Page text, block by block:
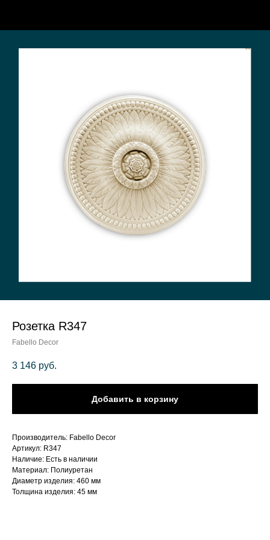
Розетка R347
Fabello Decor
3 146 руб.
Добавить в корзину
Производитель: Fabello Decor
Артикул: R347
Наличие: Есть в наличии
Материал: Полиуретан
Диаметр изделия: 460 мм
Толщина изделия: 45 мм